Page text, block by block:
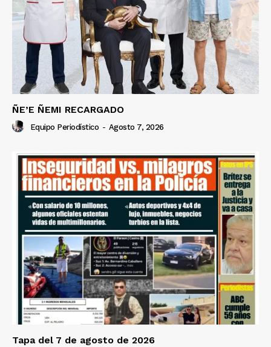
ÑE’E ÑEMI RECARGADO
Equipo Periodístico - Agosto 7, 2026
Tapa del 7 de agosto de 2026